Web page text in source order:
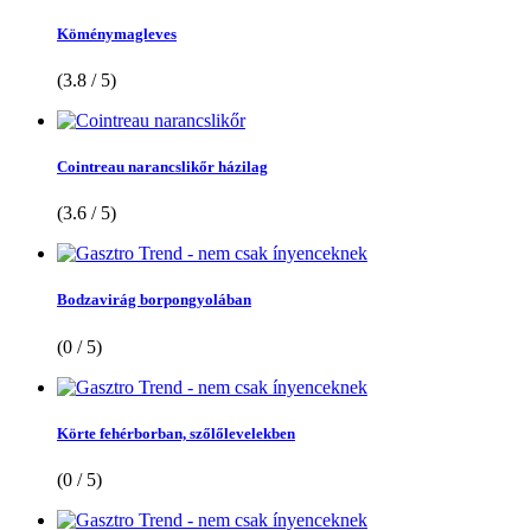
Köménymagleves
(3.8 / 5)
Cointreau narancslikőr házilag
(3.6 / 5)
Bodzavirág borpongyolában
(0 / 5)
Körte fehérborban, szőlőlevelekben
(0 / 5)